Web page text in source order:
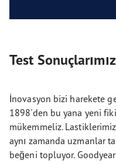
Test Sonuçlarımız
İnovasyon bizi harekete
1898'den bu yana yeni
mükemmeliz.
aynı zamanda uzmanlar
beğeni topluyor.